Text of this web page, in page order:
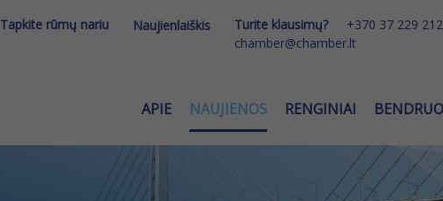
Tapkite rūmų nariu Naujienlaiškis Turite klausimų?
+370 37 229 212
chamber@chamber.lt
APIE NAUJIENOS RENGINIAI